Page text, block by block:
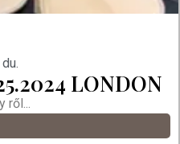
LONDON
ről...